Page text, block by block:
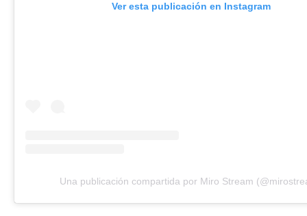
Ver esta publicación en Instagram
Una publicación compartida por Miro Stream